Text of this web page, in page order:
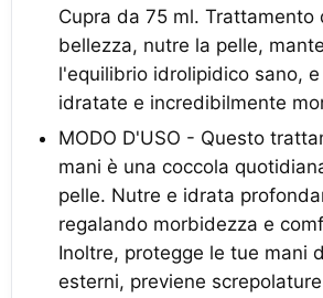
Cupra da 75 ml. Trattamento
bellezza, nutre la pelle,
l'equilibrio idrolipidico sano,
idratate e incredibilmente
MODO D'USO - Questo
mani è una coccola
pelle. Nutre e idrata
regalando morbidezza e
Inoltre, protegge le tue mani
esterni, previene